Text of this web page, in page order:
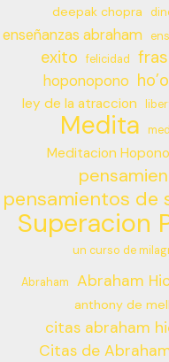
deepak chopra
enseñanzas abraham
exito felicidad
hoponopono
ley de la atraccion
Medita
Meditacion
pensamientos de
Superacion
un curso de
Abraham Abraham
anthony de
citas abraham
Citas de